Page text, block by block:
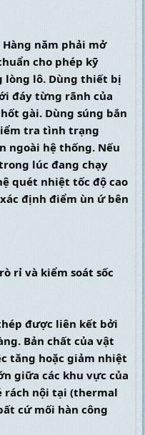
năm phải mở
cho phép kỹ
lòng lô. Dùng thiết bị
đáy từng rãnh của
gài. Dùng súng bắn
tra tình trạng
ngoài hệ thống. Nếu
lúc đang chạy
quét nhiệt tốc độ cao
định điểm ùn ứ bên
rỉ và kiểm soát sốc
được liên kết bởi
Bản chất của vật
tăng hoặc giảm nhiệt
giữa các khu vực của
rách nội tại (thermal
cứ mối hàn công